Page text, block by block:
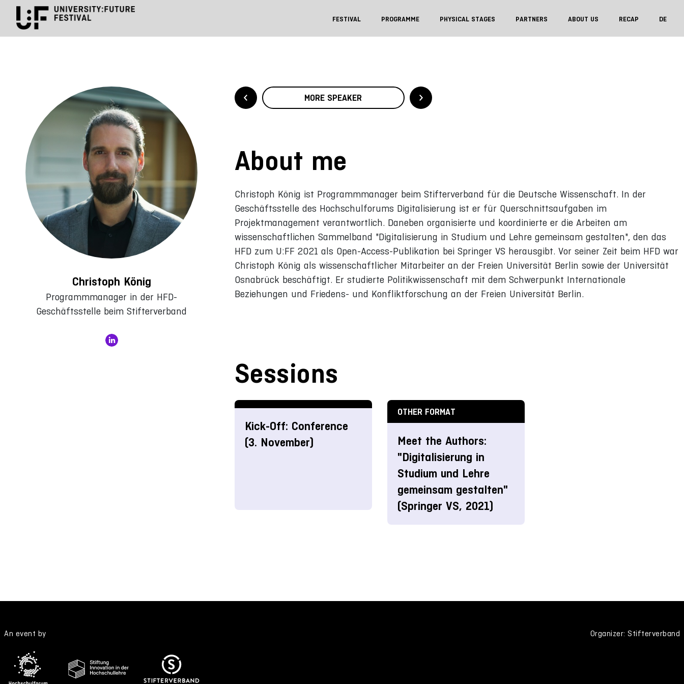
FESTIVAL PROGRAMME PHYSICAL STAGES PARTNERS ABOUT US RECAP DE
Christoph König
Programmmanager in der HFD-
Geschäftsstelle beim Stifterverband
MORE SPEAKER
About me
Christoph König ist Programmmanager beim Stifterverband für die Deutsche Wissenschaft. In der
Geschäftsstelle des Hochschulforums Digitalisierung ist er für Querschnittsaufgaben im
Projektmanagement verantwortlich. Daneben organisierte und koordinierte er die Arbeiten am
wissenschaftlichen Sammelband "Digitalisierung in Studium und Lehre gemeinsam gestalten", den das
HFD zum U:FF 2021 als Open-Access-Publikation bei Springer VS herausgibt. Vor seiner Zeit beim HFD war
Christoph König als wissenschaftlicher Mitarbeiter an der Freien Universität Berlin sowie der Universität
Osnabrück beschäftigt. Er studierte Politikwissenschaft mit dem Schwerpunkt Internationale
Beziehungen und Friedens- und Konfliktforschung an der Freien Universität Berlin.
Sessions
Kick-Off: Conference
(3. November)
OTHER FORMAT
Meet the Authors:
"Digitalisierung in
Studium und Lehre
gemeinsam gestalten"
(Springer VS, 2021)
An event by Organizer: Stifterverband